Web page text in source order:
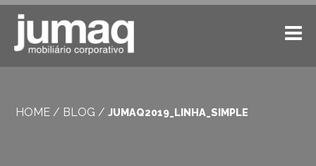
HOME / BLOG /JUMAQ2019_LINHA_SIMPLE